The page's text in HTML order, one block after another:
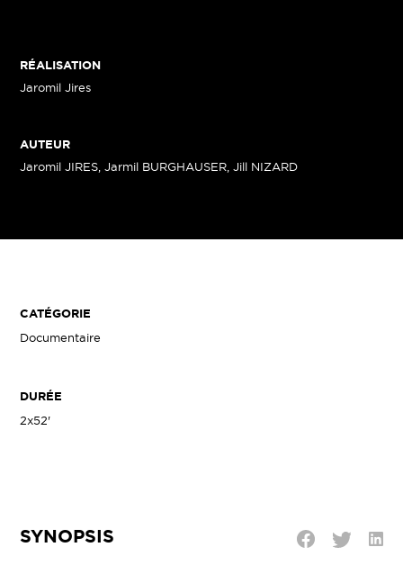
RÉALISATION
Jaromil Jires
AUTEUR
Jaromil JIRES, Jarmil BURGHAUSER, Jill NIZARD
CATÉGORIE
Documentaire
DURÉE
2x52'
SYNOPSIS